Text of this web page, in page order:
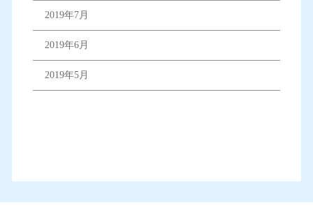
2019年7月
2019年6月
2019年5月